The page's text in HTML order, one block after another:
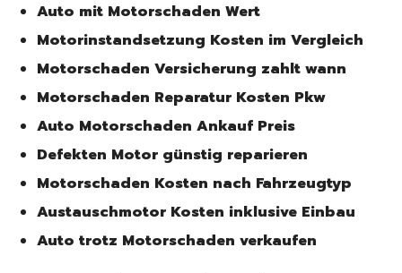
Auto mit Motorschaden Wert
Motorinstandsetzung Kosten im Vergleich
Motorschaden Versicherung zahlt wann
Motorschaden Reparatur Kosten Pkw
Auto Motorschaden Ankauf Preis
Defekten Motor günstig reparieren
Motorschaden Kosten nach Fahrzeugtyp
Austauschmotor Kosten inklusive Einbau
Auto trotz Motorschaden verkaufen